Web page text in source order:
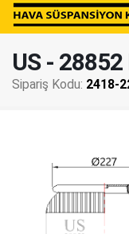
US - 28852
Sipariş Kodu: 2418-